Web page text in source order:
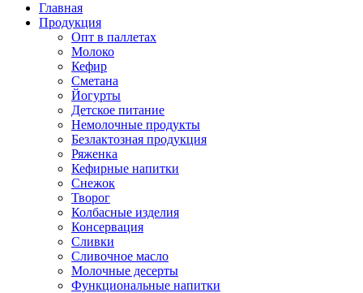
Главная
Продукция
Опт в паллетах
Молоко
Кефир
Сметана
Йогурты
Детское питание
Немолочные продукты
Безлактозная продукция
Ряженка
Кефирные напитки
Снежок
Творог
Колбасные изделия
Консервация
Сливки
Сливочное масло
Молочные десерты
Функциональные напитки